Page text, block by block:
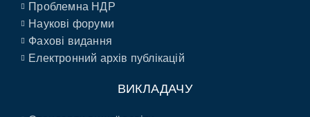
Проблемна НДР
Наукові форуми
Фахові видання
Електронний архів публікацій
ВИКЛАДАЧУ